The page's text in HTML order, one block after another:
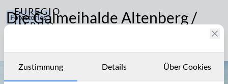
EUREGIO
IM BILD
Archiv
Fotostories
Tiere
Brauchtum
Die Galmeihalde Altenberg /
Zustimmung Details Über Cookies